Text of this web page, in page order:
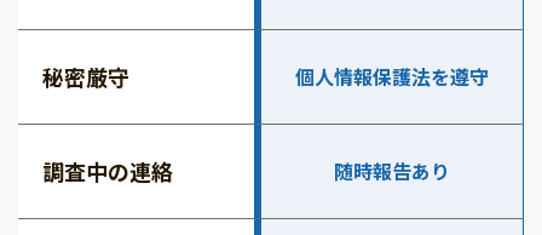
秘密厳守 個人情報保護法を遵守
調査中の連絡 随時報告あり